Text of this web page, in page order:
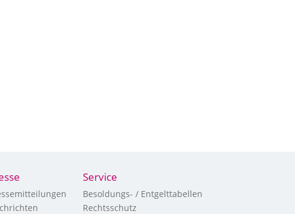
Service
Besoldungs- / Entgelttabellen
Rechtsschutz